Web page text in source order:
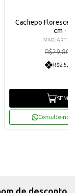
Cachepo Florescer
cm -
MAD. ART
R$29,80
SEM
Consulte-nos